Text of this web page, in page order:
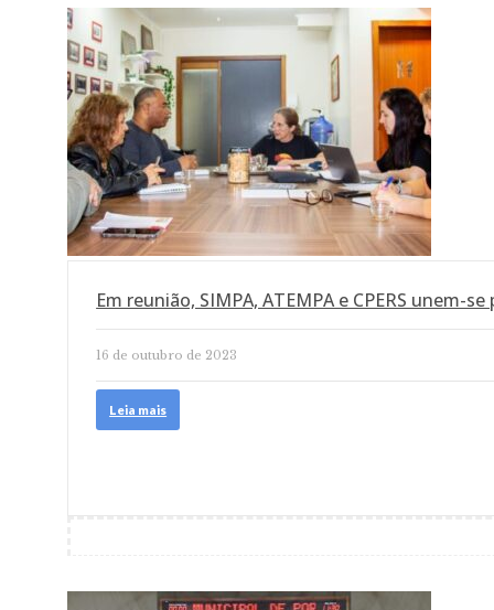
Em reunião, SIMPA, ATEMPA e CPERS unem-se
16 de outubro de 2023
Leia mais